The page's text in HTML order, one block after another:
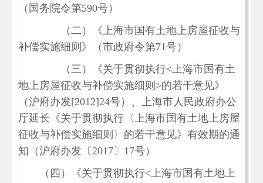
（国务院令第590号）
（二）《上海市国有土地上房屋征收与
补偿实施细则》（市政府令第71号）
（三）《关于贯彻执行<上海市国有土
地上房屋征收与补偿实施细则>的若干意见》
（沪府办发[2012]24号）、上海市人民政府办公
厅延长《关于贯彻执行〈上海市国有土地上房屋
征收与补偿实施细则〉的若干意见》有效期的通
知（沪府办发〔2017〕17号）
（四）《关于贯彻执行<上海市国有土地上